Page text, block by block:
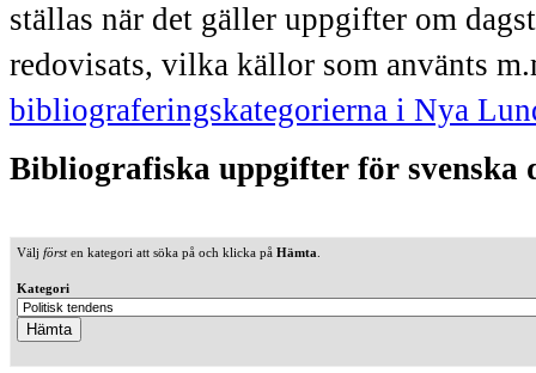
ställas när det gäller uppgifter om
redovisats, vilka källor som använts
bibliograferingskategorierna i Nya
Bibliografiska uppgifter för svenska
Välj försten kategori att söka på och klicka på Hämta
Kategori